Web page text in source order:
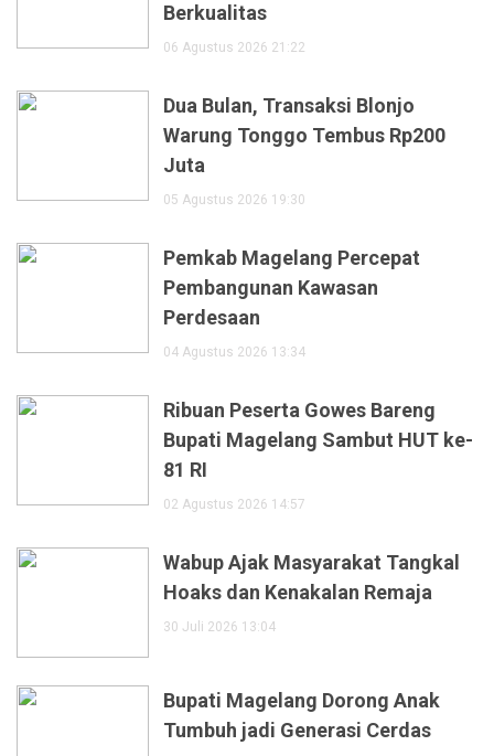
Berkualitas
06 Agustus 2026 21:22
Dua Bulan, Transaksi Blonjo
Warung Tonggo Tembus Rp200
Juta
05 Agustus 2026 19:30
Pemkab Magelang Percepat
Pembangunan Kawasan
Perdesaan
04 Agustus 2026 13:34
Ribuan Peserta Gowes Bareng
Bupati Magelang Sambut HUT ke-
81 RI
02 Agustus 2026 14:57
Wabup Ajak Masyarakat Tangkal
Hoaks dan Kenakalan Remaja
30 Juli 2026 13:04
Bupati Magelang Dorong Anak
Tumbuh jadi Generasi Cerdas